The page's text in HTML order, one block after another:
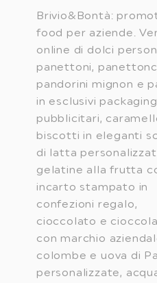
Brivio&Bontà:
food per aziende.
online di dolci
panettoni,
pandorini mignon e
in esclusivi packaging
pubblicitari,
biscotti in eleganti
di latta
gelatine alla frutta
incarto stampato in
confezioni regalo,
cioccolato e
con marchio
colombe e uova di
personalizzate,